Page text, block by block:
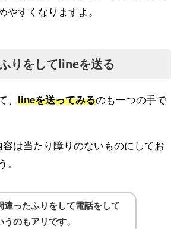
やすくなりますよ。
りをしてlineを送る
、 lineを送ってみるのも一つの手で
容は当たり障りのないものにしてお
。
違ったふりをして電話をして
うのもアリです。